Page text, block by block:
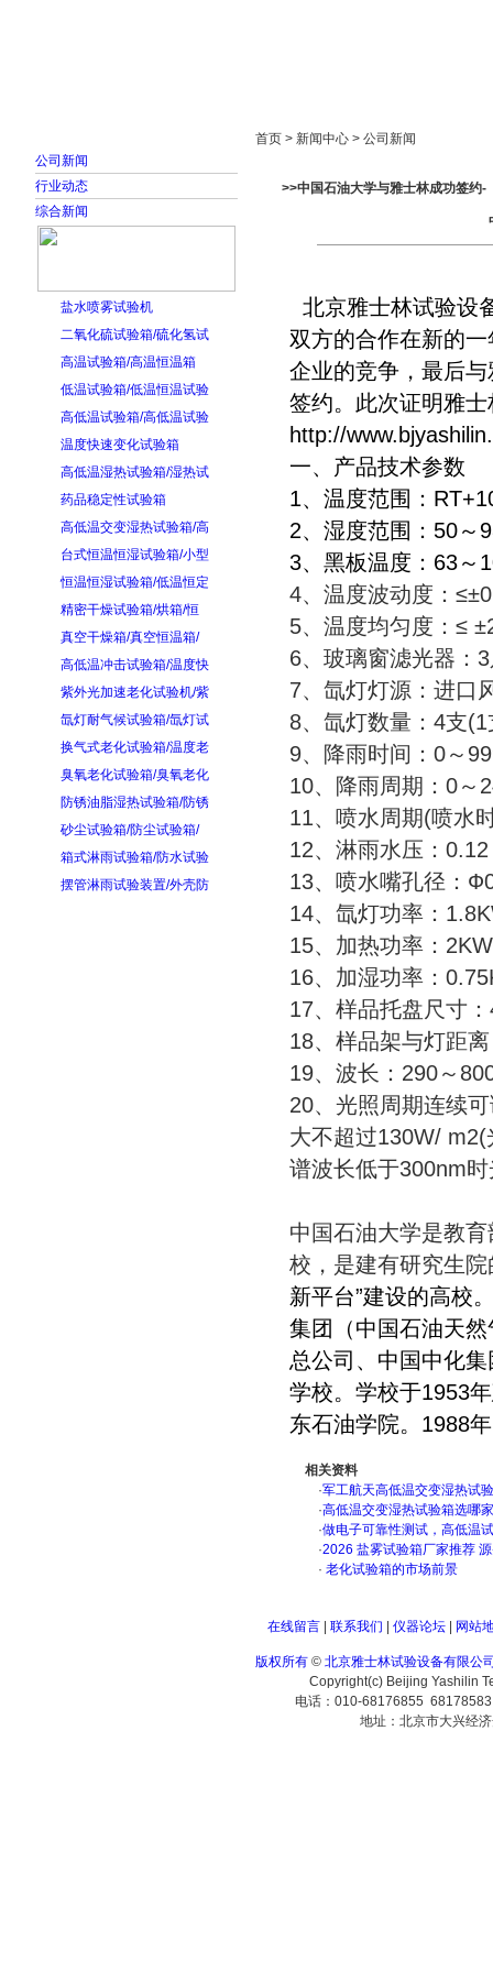
公司新闻
行业动态
综合新闻
盐水喷雾试验机
二氧化硫试验箱/硫化氢试
高温试验箱/高温恒温箱
低温试验箱/低温恒温试验
高低温试验箱/高低温试验
温度快速变化试验箱
高低温湿热试验箱/湿热试
药品稳定性试验箱
高低温交变湿热试验箱/高
台式恒温恒湿试验箱/小型
恒温恒湿试验箱/低温恒定
精密干燥试验箱/烘箱/恒
真空干燥箱/真空恒温箱/
高低温冲击试验箱/温度快
紫外光加速老化试验机/紫
氙灯耐气候试验箱/氙灯试
换气式老化试验箱/温度老
臭氧老化试验箱/臭氧老化
防锈油脂湿热试验箱/防锈
砂尘试验箱/防尘试验箱/
箱式淋雨试验箱/防水试验
摆管淋雨试验装置/外壳防
首页 > 新闻中心 > 公司新闻
>>中国石油大学与雅士林成功签约-
北京雅士林试验设
双方的合作在新的
企业的竞争，最后
签约。此次证明雅
http://
一、产品技术参
1、温度范围：
2、湿度范围：50
3、黑板温度：63
4、温度波动度：
5、温度均匀度：
6、玻璃窗滤光器
7、氙灯灯源：进
8、氙灯数量：4
9、降雨时间：0～
10、降雨周期：0
11、喷水周期(喷
12、淋雨水压：
13、喷水嘴孔径
14、氙灯功率：
15、加热功率：
16、加湿功率：
17、样品托盘尺
18、样品架与灯
19、波长：290～
20、光照周期连续
大不超过130W/
谱波长低于300nm
中国石油大学是教
校，是建有研究生
新平台”建设的高校
集团（中国石油天
总公司、中国中化
学校。学校于1953
东石油学院。1988
相关资料
·军工航天高低温交变湿热试
·高低温交变湿热试验箱选哪
·做电子可靠性测试，高低温
·2026 盐雾试验箱厂家推荐
· 老化试验箱的市场前景
在线留言| 联系我们 仪器论坛| 网站
版权所有 © 北京雅士林试验设备有限公
Copyright(c) Beijing Yashilin
电话：010-68176855
地址：北京市大兴经